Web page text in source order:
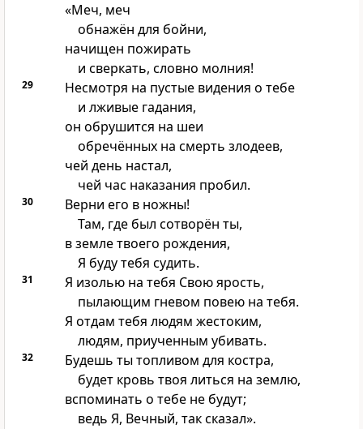
«Меч, меч
обнажён для бойни,
начищен пожирать
и сверкать, словно молния!
29
Несмотря на пустые видения о тебе
и лживые гадания,
он обрушится на шеи
обречённых на смерть злодеев,
чей день настал,
чей час наказания пробил.
30
Верни его в ножны!
Там, где был сотворён ты,
в земле твоего рождения,
Я буду тебя судить.
31
Я изолью на тебя Свою ярость,
пылающим гневом повею на тебя.
Я отдам тебя людям жестоким,
людям, приученным убивать.
32
Будешь ты топливом для костра,
будет кровь твоя литься на землю,
вспоминать о тебе не будут;
ведь Я, Вечный, так сказал».